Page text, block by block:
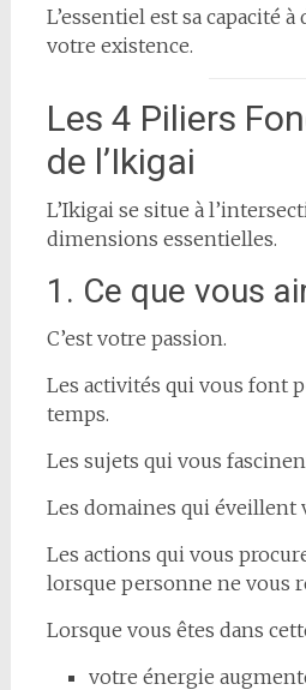
L’essentiel est sa capacité
votre existence.
Les 4 Piliers
de l’Ikigai
L’Ikigai se situe à
dimensions essentielles.
1. Ce que vous
C’est votre passion.
Les activités qui vous font
temps.
Les sujets qui vous
Les domaines qui éveillent
Les actions qui vous
lorsque personne ne vous
Lorsque vous êtes dans
votre énergie